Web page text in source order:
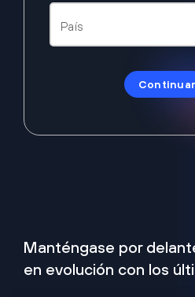
Continuar
Manténgase por
en evolución con los